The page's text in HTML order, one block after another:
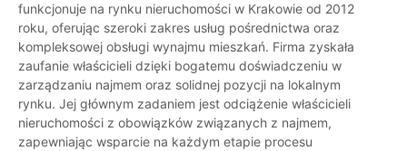
funkcjonuje na rynku nieruchomości w Krakowie od 2012
roku, oferując szeroki zakres usług pośrednictwa oraz
kompleksowej obsługi wynajmu mieszkań. Firma zyskała
zaufanie właścicieli dzięki bogatemu doświadczeniu w
zarządzaniu najmem oraz solidnej pozycji na lokalnym
rynku. Jej głównym zadaniem jest odciążenie właścicieli
nieruchomości z obowiązków związanych z najmem,
zapewniając wsparcie na każdym etapie procesu